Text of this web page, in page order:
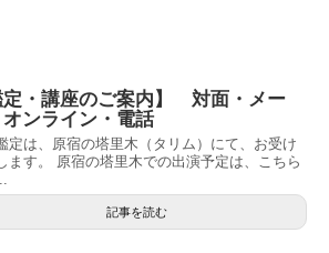
定・講座のご案内】 対面・メー
ンライン・電話
定は、原宿の塔里木（タリム）にて、お受け
ます。 原宿の塔里木での出演予定は、こちら
記事を読む